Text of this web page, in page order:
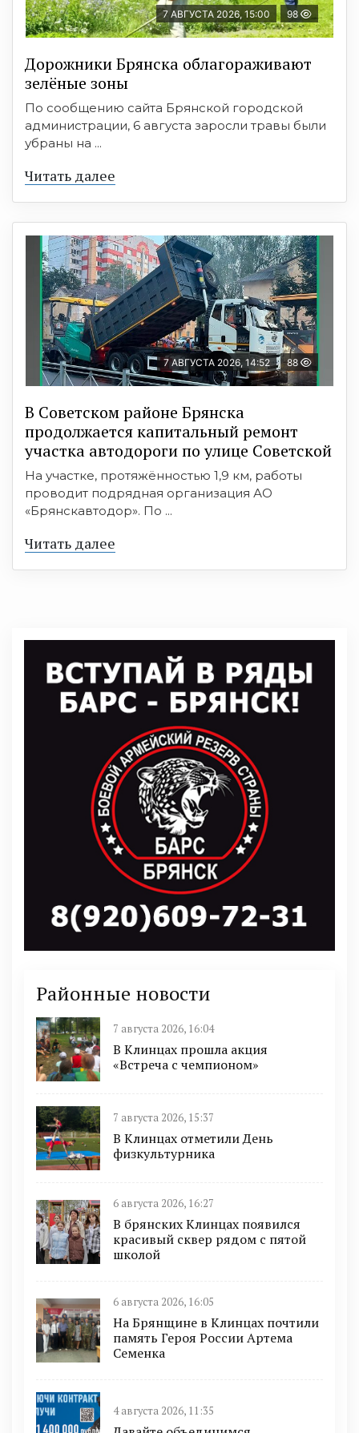
7 АВГУСТА 2026, 15:00 98
Дорожники Брянска облагораживают
зелёные зоны
По сообщению сайта Брянской городской
администрации, 6 августа заросли травы были
убраны на ...
Читать далее
7 АВГУСТА 2026, 14:52 88
В Советском районе Брянска
продолжается капитальный ремонт
участка автодороги по улице Советской
На участке, протяжённостью 1,9 км, работы
проводит подрядная организация АО
«Брянскавтодор». По ...
Читать далее
Районные новости
7 августа 2026, 16:04
В Клинцах прошла акция
«Встреча с чемпионом»
7 августа 2026, 15:37
В Клинцах отметили День
физкультурника
6 августа 2026, 16:27
В брянских Клинцах появился
красивый сквер рядом с пятой
школой
6 августа 2026, 16:05
На Брянщине в Клинцах почтили
память Героя России Артема
Семенка
4 августа 2026, 11:35